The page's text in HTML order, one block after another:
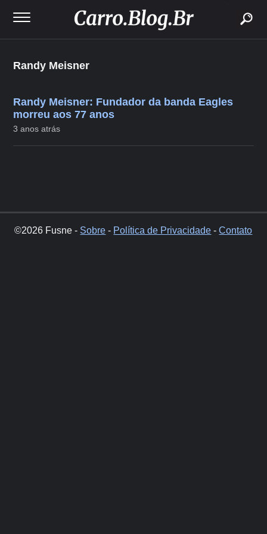
Randy Meisner
Randy Meisner: Fundador da banda Eagles
morreu aos 77 anos
3 anos atrás
©2026 Fusne - Sobre - Política de Privacidade -Contato